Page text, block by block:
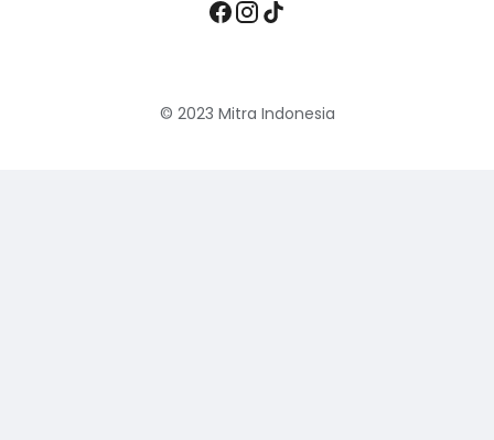
© 2023 Mitra Indonesia